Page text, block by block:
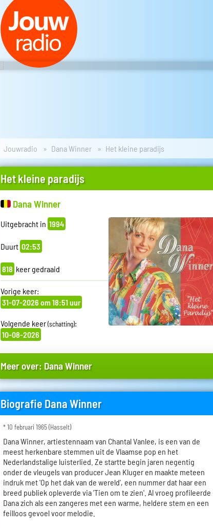
Jouwradio Dana Winner Het kleine paradijs
Het kleine paradijs
Dana Winner
Uitgebracht in 1994
Duurt 02:53
818 keer gedraaid
Vorige keer:
31-07-2026 om 18:51 uur
Volgende keer(schatting):
10-08-2026
Meer over: Dana Winner
Biografie Dana Winner
* 10 februari 1965 (Hasselt)
Dana Winner, artiestennaam van Chantal Vanlee, is een van de
meest herkenbare stemmen uit de Vlaamse pop en het
Nederlandstalige luisterlied. Ze startte begin jaren negentig
onder de vleugels van producer Jean Kluger en maakte meteen
indruk met 'Op het dak van de wereld', een nummer dat haar een
breed publiek opleverde via 'Tien om te zien'. Al vroeg profileerde
Dana zich als een zangeres met een warme, heldere stem en een
feilloos gevoel voor melodie.